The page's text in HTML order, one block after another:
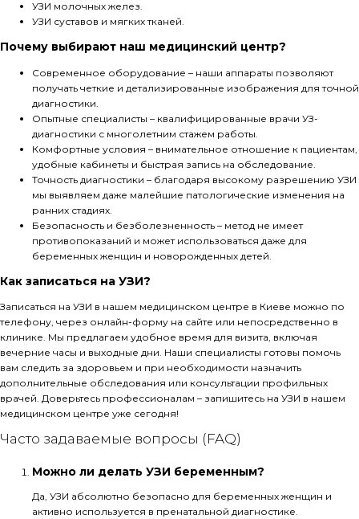
УЗИ молочных желез.
УЗИ суставов и мягких тканей.
Почему выбирают наш медицинский центр?
Современное оборудование – наши аппараты позволяют
получать четкие и детализированные изображения для точной
диагностики.
Опытные специалисты – квалифицированные врачи УЗ-
диагностики с многолетним стажем работы.
Комфортные условия – внимательное отношение к пациентам,
удобные кабинеты и быстрая запись на обследование.
Точность диагностики – благодаря высокому разрешению УЗИ
мы выявляем даже малейшие патологические изменения на
ранних стадиях.
Безопасность и безболезненность – метод не имеет
противопоказаний и может использоваться даже для
беременных женщин и новорожденных детей.
Как записаться на УЗИ?
Записаться на УЗИ в нашем медицинском центре в Киеве можно по
телефону, через онлайн-форму на сайте или непосредственно в
клинике. Мы предлагаем удобное время для визита, включая
вечерние часы и выходные дни. Наши специалисты готовы помочь
вам следить за здоровьем и при необходимости назначить
дополнительные обследования или консультации профильных
врачей. Доверьтесь профессионалам – запишитесь на УЗИ в нашем
медицинском центре уже сегодня!
Часто задаваемые вопросы (FAQ)
Можно ли делать УЗИ беременным?
Да, УЗИ абсолютно безопасно для беременных женщин и
активно используется в пренатальной диагностике.